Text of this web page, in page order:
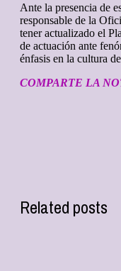
Ante la presencia de
responsable de la
tener actualizado el
de actuación ante
énfasis en la cultura
COMPARTE LA
Related posts